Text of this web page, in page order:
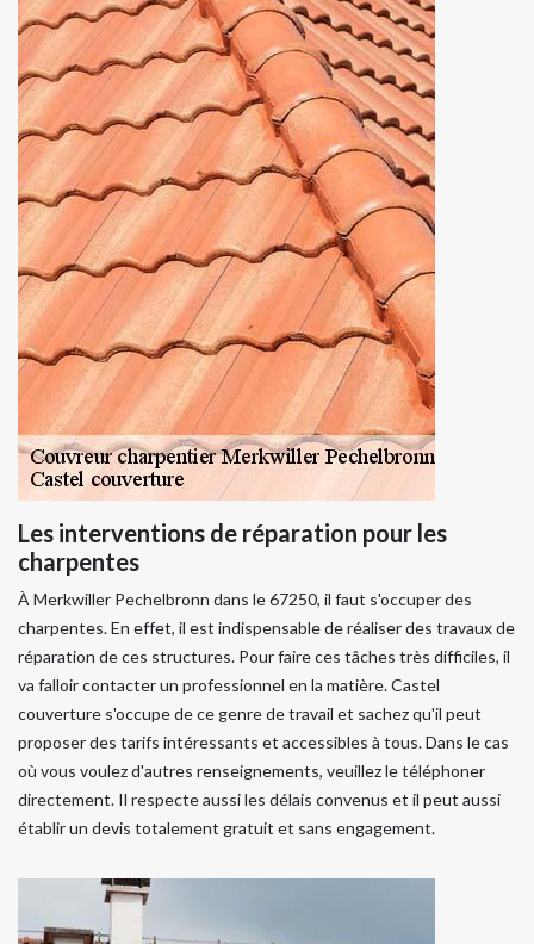
Les interventions de réparation pour les
charpentes
À Merkwiller Pechelbronn dans le 67250, il faut s'occuper des
charpentes. En effet, il est indispensable de réaliser des travaux de
réparation de ces structures. Pour faire ces tâches très difficiles, il
va falloir contacter un professionnel en la matière. Castel
couverture s'occupe de ce genre de travail et sachez qu'il peut
proposer des tarifs intéressants et accessibles à tous. Dans le cas
où vous voulez d'autres renseignements, veuillez le téléphoner
directement. Il respecte aussi les délais convenus et il peut aussi
établir un devis totalement gratuit et sans engagement.